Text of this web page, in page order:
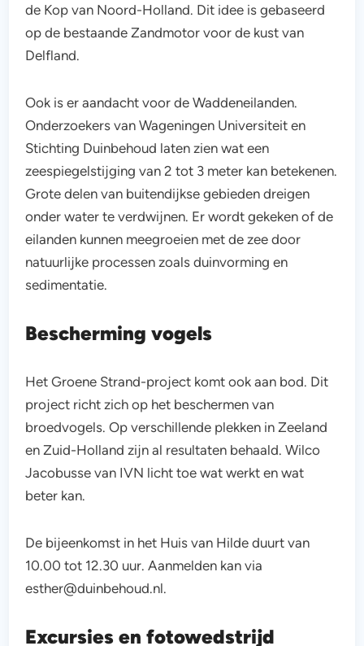
de Kop van Noord-Holland. Dit idee is gebaseerd
op de bestaande Zandmotor voor de kust van
Delfland.
Ook is er aandacht voor de Waddeneilanden.
Onderzoekers van Wageningen Universiteit en
Stichting Duinbehoud laten zien wat een
zeespiegelstijging van 2 tot 3 meter kan betekenen.
Grote delen van buitendijkse gebieden dreigen
onder water te verdwijnen. Er wordt gekeken of de
eilanden kunnen meegroeien met de zee door
natuurlijke processen zoals duinvorming en
sedimentatie.
Bescherming vogels
Het Groene Strand-project komt ook aan bod. Dit
project richt zich op het beschermen van
broedvogels. Op verschillende plekken in Zeeland
en Zuid-Holland zijn al resultaten behaald. Wilco
Jacobusse van IVN licht toe wat werkt en wat
beter kan.
De bijeenkomst in het Huis van Hilde duurt van
10.00 tot 12.30 uur. Aanmelden kan via
esther@duinbehoud.nl.
Excursies en fotowedstrijd